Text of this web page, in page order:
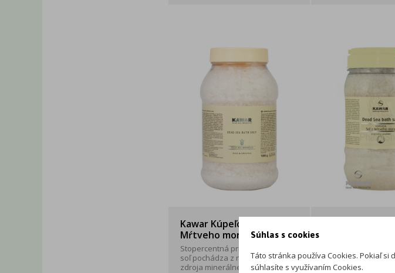
Kawar Kúpeľová soľ z
Mŕtveho mora 1000g
Stopercentná prírodná a čistá
soľ pochádza z najväčšieho
zdroja minerálneho ...
soľ pochádza z
zdroja minerálneho ...
Súhlas s cookies
Táto stránka používa Cookies. Pokiaľ
súhlasíte s využívaním Cookies.